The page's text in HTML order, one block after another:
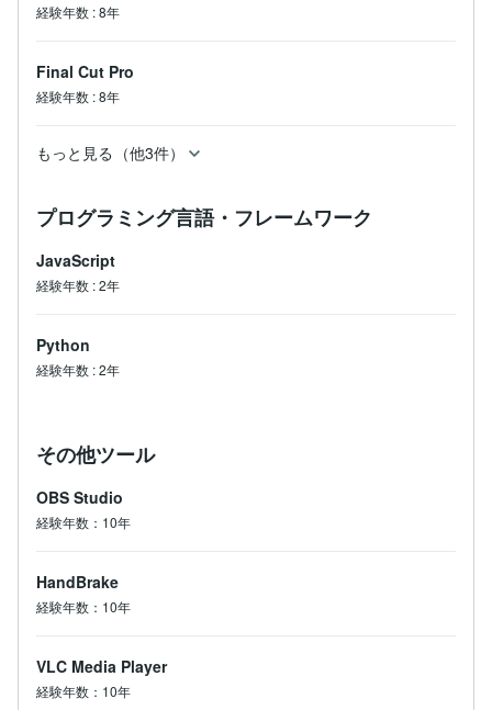
経験年数 :8年
Final Cut Pro
経験年数 :8年
もっと見る（他3件）
プログラミング言語・フレームワーク
JavaScript
経験年数 :2年
Python
経験年数 :2年
その他ツール
OBS Studio
経験年数：10年
HandBrake
経験年数：10年
VLC Media Player
経験年数：10年